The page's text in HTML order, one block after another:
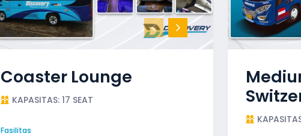
Coaster Lounge
KAPASITAS: 17 SEAT
Fasilitas